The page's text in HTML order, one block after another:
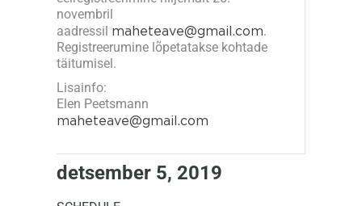
novembril
aadressil maheteave@gmail.com.
Registreerumine lõpetatakse kohtade
täitumisel.
Lisainfo:
Elen Peetsmann
maheteave@gmail.com
detsember 5, 2019